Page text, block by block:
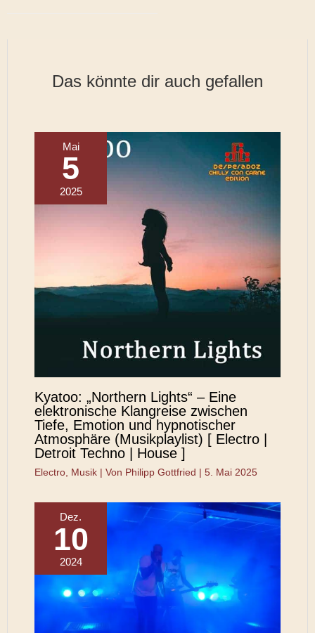
Das könnte dir auch gefallen
Mai
5
2025
Kyatoo: „Northern Lights“ – Eine
elektronische Klangreise zwischen
Tiefe, Emotion und hypnotischer
Atmosphäre (Musikplaylist) [ Electro |
Detroit Techno | House ]
Electro, Musik | Von Philipp Gottfried |5. Mai 2025
Dez.
10
2024